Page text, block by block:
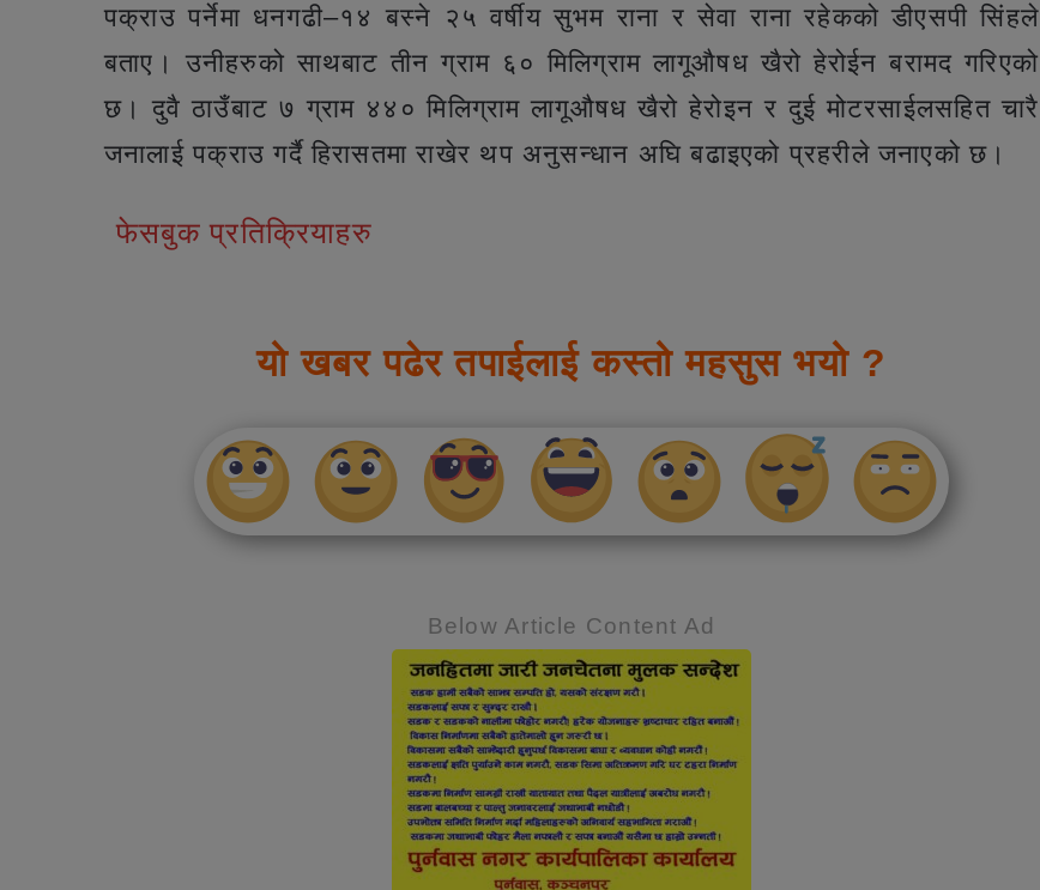
पक्राउ पर्नेमा धनगढी–१४ बस्ने २५ वर्षीय सुभम राना र सेवा राना रहेकको डीएसपी सिंहले
बताए। उनीहरुको साथबाट तीन ग्राम ६० मिलिग्राम लागूऔषध खैरो हेरोईन बरामद गरिएको
छ। दुवै ठाउँबाट ७ ग्राम ४४० मिलिग्राम लागूऔषध खैरो हेरोइन र दुई मोटरसाईलसहित चारै
जनालाई पक्राउ गर्दै हिरासतमा राखेर थप अनुसन्धान अघि बढाइएको प्रहरीले जनाएको छ।
फेसबुक प्रतिक्रियाहरु
यो खबर पढेर तपाईलाई कस्तो महसुस भयो ?
Below Article Content Ad